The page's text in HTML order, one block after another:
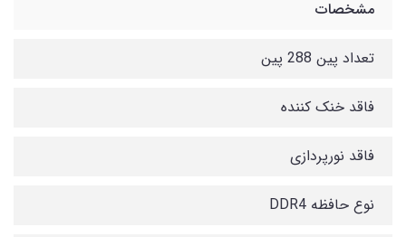
مشخصات
تعداد پین 288 پین
فاقد خنک کننده
فاقد نورپردازی
نوع حافظه DDR4